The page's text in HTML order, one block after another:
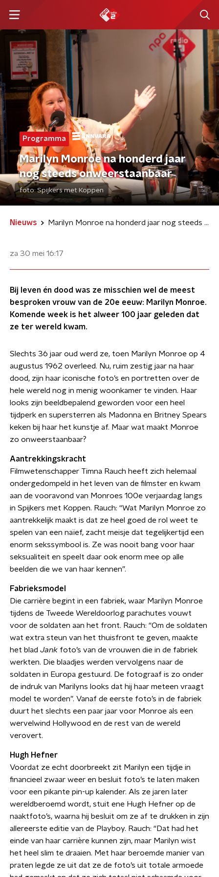
Programma
Marilyn Monroe na honderd jaar
nog steeds onweerstaanbaar
foto:Spijkers met Koppen
Nieuws Marilyn Monroe na honderd jaar nog steeds onweerstaanbaar
za 30 mei 16:17
Bij leven én dood was ze misschien wel de meest
besproken vrouw van de 20e eeuw: Marilyn Monroe.
Komende week is het alweer 100 jaar geleden dat
ze ter wereld kwam.
Slechts 36 jaar oud werd ze, toen Marilyn Monroe op 4
augustus 1962 overleed. Nu, ruim zestig jaar na haar
dood, zijn haar iconische foto’s en portretten over de
hele wereld nog in menig woonkamer te vinden. Haar
looks zijn beeldbepalend geworden voor een heel
tijdperk en supersterren als Madonna en Britney Spears
keken bij haar het kunstje af. Maar wat maakt Monroe
zo onweerstaanbaar?
Aantrekkingskracht
Filmwetenschapper Timna Rauch heeft zich helemaal
ondergedompeld in het leven van de filmster en kwam
aan de vooravond van Monroes 100e verjaardag langs
in Spijkers met Koppen. Rauch: “Wat Marilyn Monroe zo
aantrekkelijk maakt is dat ze heel goed de rol weet te
spelen van een naïef, zacht meisje dat tegelijkertijd een
enorm sekssymbool is. Ze was nooit bang voor haar
seksualiteit en speelt daar ook enorm mee op alle
beelden die we van haar kennen”.
Fabrieksmodel
Die carrière begint in een fabriek, waar Marilyn Monroe
tijdens de Tweede Wereldoorlog parachutes vouwt
voor de soldaten aan het front. Rauch: “Om de soldaten
wat extra steun van het thuisfront te geven, maakte
het blad Jank foto’s van de vrouwen die in de fabriek
werkten. Die blaadjes werden vervolgens naar de
soldaten in Europa gestuurd. De fotograaf is zo onder
de indruk van Marilyns looks dat hij haar meteen vraagt
model te worden”. Vanaf de eerste foto’s in de fabriek
duurt het slechts een paar jaar voor Monroe als een
wervelwind Hollywood en de rest van de wereld
verovert.
Hugh Hefner
Voordat ze echt doorbreekt zit Marilyn een tijdje in
financieel zwaar weer en besluit foto’s te laten maken
voor een pikante pin-up kalender. Als ze jaren later
wereldberoemd wordt, stuit ene Hugh Hefner op de
naaktfoto’s, waarna hij besluit om ze af te drukken in zijn
allereerste editie van de Playboy. Rauch: “Dat had het
einde van haar carrière kunnen zijn, maar Marilyn wist
het heel slim te draaien. Met haar beroemde manier van
praten legde ze uit dat ze de foto’s uit totale armoede